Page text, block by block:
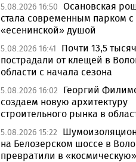
5.08.2026 16:50 Осановская
стала современным парком с
«есенинской» душой
5.08.2026 16:41
Почти 13,5
пострадали от клещей в
области с начала сезона
5.08.2026 16:02
Георгий
создаем новую архитектуру
строительного рынка в
5.08.2026 15:22
на Белозерском шоссе в
превратили в